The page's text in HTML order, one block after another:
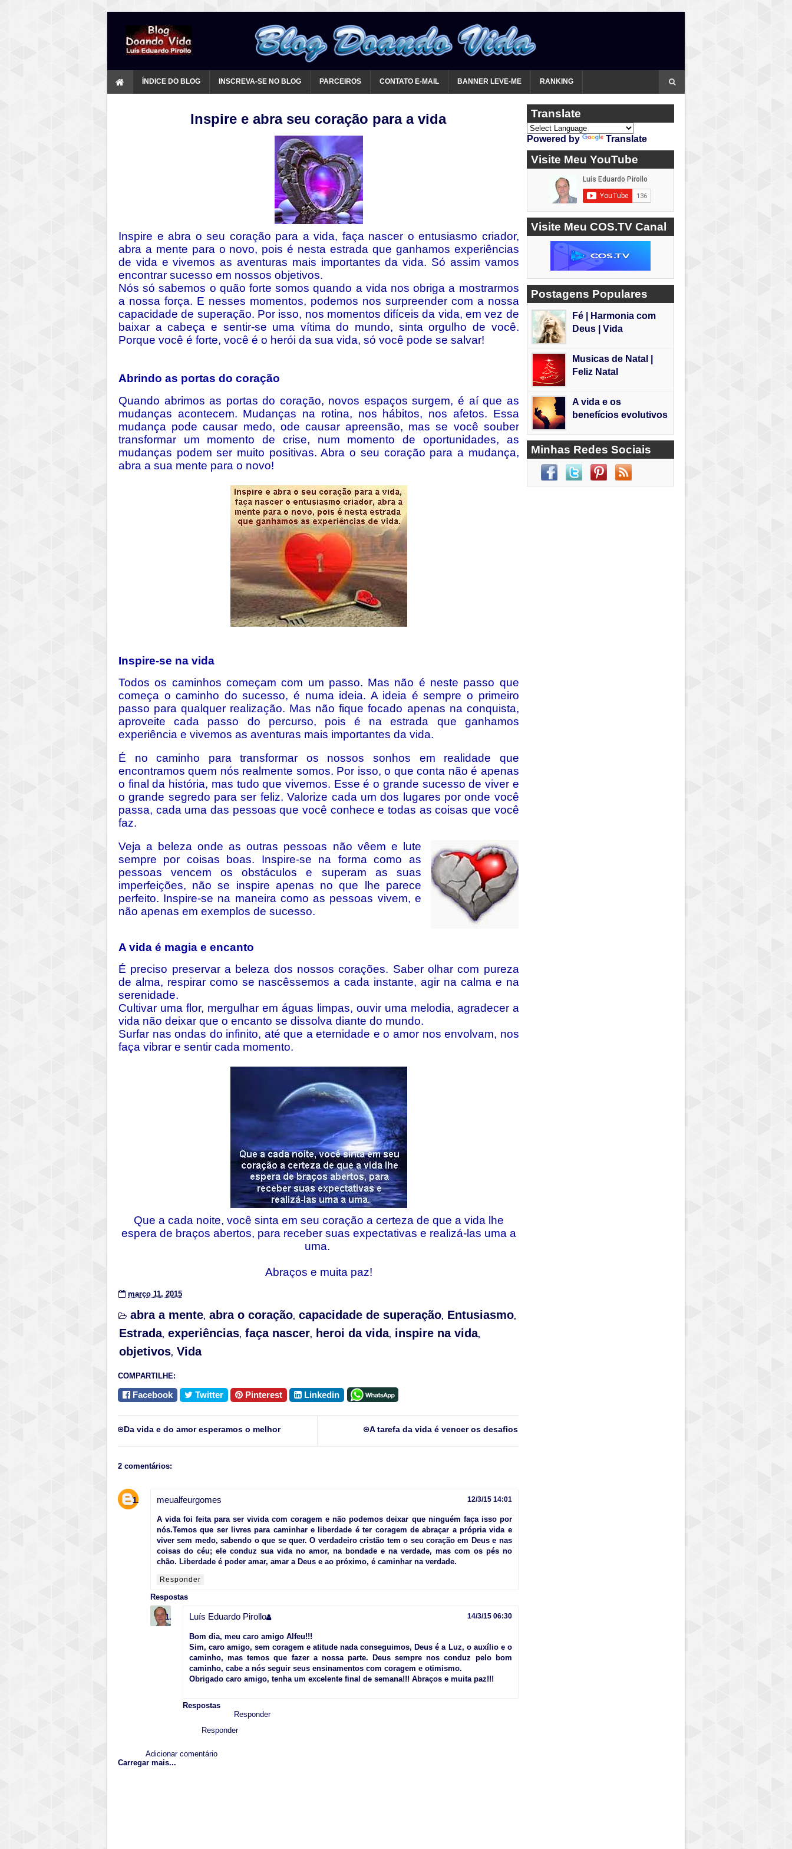
ÍNDICE DO BLOG INSCREVA-SE NO BLOG PARCEIROS CONTATO E-MAIL BANNER LEVE-ME RANKING
Inspire e abra seu coração para a vida
Inspire e abra o seu coração para a vida, faça nascer o entusiasmo criador,
abra a mente para o novo, pois é nesta estrada que ganhamos experiências
de vida e vivemos as aventuras mais importantes da vida. Só assim vamos
encontrar sucesso em nossos objetivos.
Nós só sabemos o quão forte somos quando a vida nos obriga a mostrarmos
a nossa força. E nesses momentos, podemos nos surpreender com a nossa
capacidade de superação. Por isso, nos momentos difíceis da vida, em vez de
baixar a cabeça e sentir-se uma vítima do mundo, sinta orgulho de você.
Porque você é forte, você é o herói da sua vida, só você pode se salvar!
Abrindo as portas do coração
Quando abrimos as portas do coração, novos espaços surgem, é aí que as
mudanças acontecem. Mudanças na rotina, nos hábitos, nos afetos. Essa
mudança pode causar medo, ode causar apreensão, mas se você souber
transformar um momento de crise, num momento de oportunidades, as
mudanças podem ser muito positivas. Abra o seu coração para a mudança,
abra a sua mente para o novo!
Inspire-se na vida
Todos os caminhos começam com um passo. Mas não é neste passo que
começa o caminho do sucesso, é numa ideia. A ideia é sempre o primeiro
passo para qualquer realização. Mas não fique focado apenas na conquista,
aproveite cada passo do percurso, pois é na estrada que ganhamos
experiência e vivemos as aventuras mais importantes da vida.
É no caminho para transformar os nossos sonhos em realidade que
encontramos quem nós realmente somos. Por isso, o que conta não é apenas
o final da história, mas tudo que vivemos. Esse é o grande sucesso de viver e
o grande segredo para ser feliz. Valorize cada um dos lugares por onde você
passa, cada uma das pessoas que você conhece e todas as coisas que você
faz.
Veja a beleza onde as outras pessoas não vêem e lute
sempre por coisas boas. Inspire-se na forma como as
pessoas vencem os obstáculos e superam as suas
imperfeições, não se inspire apenas no que lhe parece
perfeito. Inspire-se na maneira como as pessoas vivem, e
não apenas em exemplos de sucesso.
A vida é magia e encanto
É preciso preservar a beleza dos nossos corações. Saber olhar com pureza
de alma, respirar como se nascêssemos a cada instante, agir na calma e na
serenidade.
Cultivar uma flor, mergulhar em águas limpas, ouvir uma melodia, agradecer a
vida não deixar que o encanto se dissolva diante do mundo.
Surfar nas ondas do infinito, até que a eternidade e o amor nos envolvam, nos
faça vibrar e sentir cada momento.
Que a cada noite, você sinta em seu coração a certeza de que a vida lhe
espera de braços abertos, para receber suas expectativas e realizá-las uma a
uma.
Abraços e muita paz!
março 11, 2015
abra a mente, abra o coração, capacidade de superação, Entusiasmo,
Estrada, experiências, faça nascer, heroi da vida, inspire na vida,
objetivos, Vida
COMPARTILHE:
Facebook Twitter Pinterest Linkedin
A tarefa da vida é vencer os desafios
Da vida e do amor esperamos o melhor
2 comentários:
meualfeurgomes 12/3/15 14:01
A vida foi feita para ser vivida com coragem e não podemos deixar que ninguém faça isso por
nós.Temos que ser livres para caminhar e liberdade é ter coragem de abraçar a própria vida e
viver sem medo, sabendo o que se quer. O verdadeiro cristão tem o seu coração em Deus e nas
coisas do céu; ele conduz sua vida no amor, na bondade e na verdade, mas com os pés no
chão. Liberdade é poder amar, amar a Deus e ao próximo, é caminhar na verdade.
Responder
Respostas
Luís Eduardo Pirollo 14/3/15 06:30
Bom dia, meu caro amigo Alfeu!!!
Sim, caro amigo, sem coragem e atitude nada conseguimos, Deus é a Luz, o auxílio e o
caminho, mas temos que fazer a nossa parte. Deus sempre nos conduz pelo bom
caminho, cabe a nós seguir seus ensinamentos com coragem e otimismo.
Obrigado caro amigo, tenha um excelente final de semana!!! Abraços e muita paz!!!
Respostas
Responder
Responder
Adicionar comentário
Carregar mais...
Translate
Powered by Translate
Visite Meu YouTube
Visite Meu COS.TV Canal
Postagens Populares
Fé | Harmonia com
Deus | Vida
Musicas de Natal |
Feliz Natal
A vida e os
benefícios evolutivos
Minhas Redes Sociais